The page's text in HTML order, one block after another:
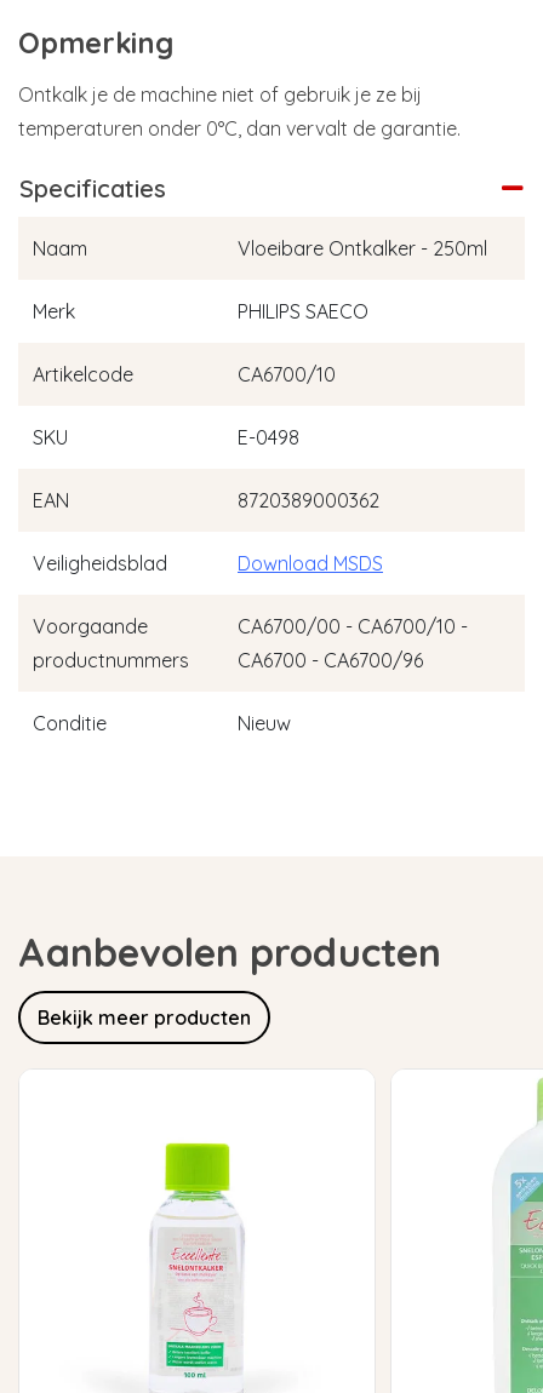
Opmerking
Ontkalk je de machine niet of gebruik je ze bij
temperaturen onder 0°C, dan vervalt de garantie.
Specificaties
Naam Vloeibare Ontkalker - 250ml
Merk PHILIPS SAECO
Artikelcode CA6700/10
SKU E-0498
EAN 8720389000362
Veiligheidsblad Download MSDS
Voorgaande
productnummers
CA6700/00 - CA6700/10 -
CA6700 - CA6700/96
Conditie Nieuw
Aanbevolen producten
Bekijk meer producten